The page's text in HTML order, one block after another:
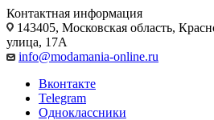
Контактная информация
143405, Московская область,
улица, 17А
info@modamania-online.ru
Вконтакте
Telegram
Одноклассники